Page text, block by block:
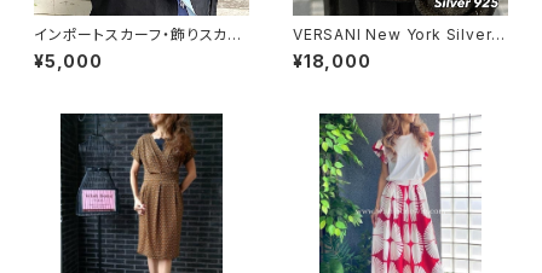
インポートスカーフ・飾りスカー
フ・スクエア小さめスカーフ ツヤ
スカーフ・バッグスカーフ/ネイビ
¥5,000
VERSANI New York Silver9
25 ベルサーニNY 3連シルバー
リング【16～26号】 スクエアー
¥18,000